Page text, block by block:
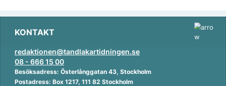
KONTAKT
redaktionen@tandlakartidningen.se
08 - 666 15 00
Besöksadress: Österlånggatan 43, Stockholm
Postadress: Box 1217, 111 82 Stockholm